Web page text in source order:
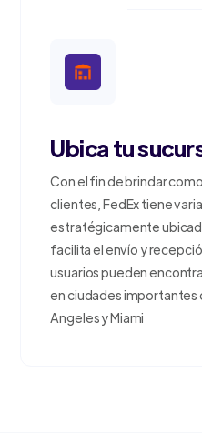
Ubica tu
Con el fin de brindar
clientes, FedEx tiene
estratégicamente
facilita el envío y
usuarios pueden
en ciudades importantes
Angeles y Miami